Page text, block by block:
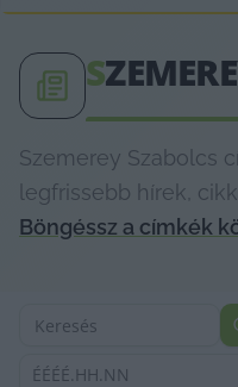
S
Szemerey Szabolcs
legfrissebb hírek,
Böngéssz a címkék
ÉÉÉÉ.HH.NN